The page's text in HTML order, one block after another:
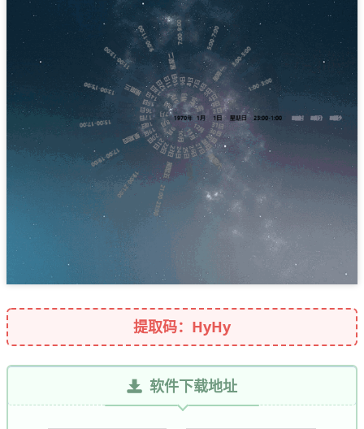
提取码：HyHy
软件下载地址